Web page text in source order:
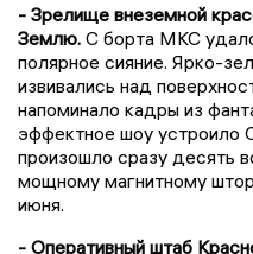
- Зрелище внеземной
Землю. С борта МКС
полярное сияние. Ярко-
извивались над
напоминало кадры из
эффектное шоу устроило
произошло сразу десять
мощному магнитному
июня.
- Оперативный штаб